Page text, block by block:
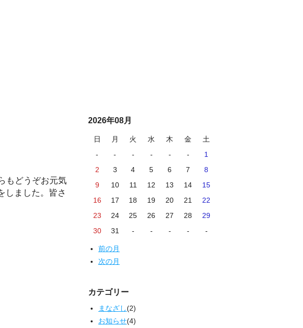
もどうぞお元気
しました。皆さ
2026年08月
日 月 火 水 木 金
土
-
- - - - -
1
2
3 4 5 6 7
8
9
10 11 12 13 14
15
16
17 18 19 20 21
22
23
24 25 26 27 28
29
30
31 - - - - -
前の月
次の月
カテゴリー
まなざし(2)
お知らせ(4)